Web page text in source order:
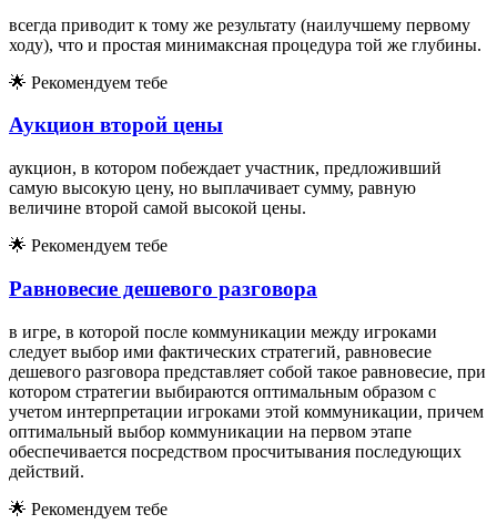
всегда приводит к тому же результату (наилучшему первому
ходу), что и простая минимаксная процедура той же глубины.
🌟 Рекомендуем тебе
Аукцион второй цены
аукцион, в котором побеждает участник, предложивший
самую высокую цену, но выплачивает сумму, равную
величине второй самой высокой цены.
🌟 Рекомендуем тебе
Равновесие дешевого разговора
в игре, в которой после коммуникации между игроками
следует выбор ими фактических стратегий, равновесие
дешевого разговора представляет собой такое равновесие, при
котором стратегии выбираются оптимальным образом с
учетом интерпретации игроками этой коммуникации, причем
оптимальный выбор коммуникации на первом этапе
обеспечивается посредством просчитывания последующих
действий.
🌟 Рекомендуем тебе